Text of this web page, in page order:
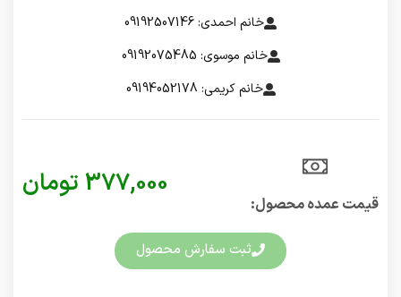
خانم احمدی: 09192507146
خانم موسوی: 09192075485
خانم کریمی: 09194052178
قیمت عمده محصول:​
377,000 تومان
ثبت سفارش محصول